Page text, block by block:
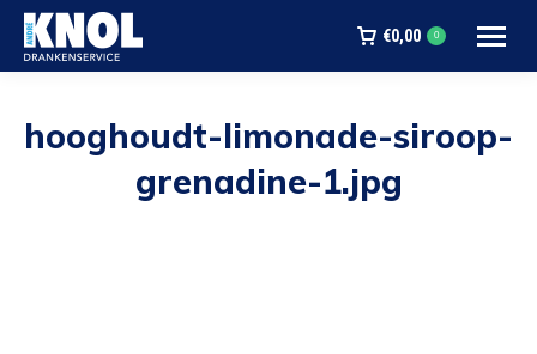
€0,00 0
hooghoudt-limonade-siroop-
grenadine-1.jpg